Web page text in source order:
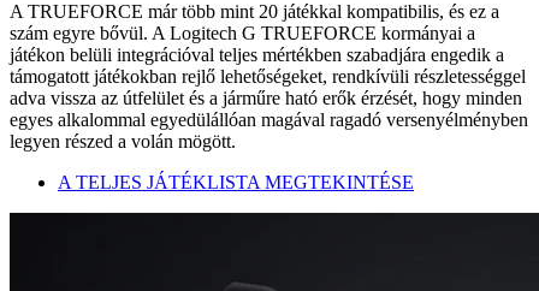
A TRUEFORCE már több mint 20 játékkal kompatibilis, és ez a
szám egyre bővül. A Logitech G TRUEFORCE kormányai a
játékon belüli integrációval teljes mértékben szabadjára engedik a
támogatott játékokban rejlő lehetőségeket, rendkívüli részletességgel
adva vissza az útfelület és a járműre ható erők érzését, hogy minden
egyes alkalommal egyedülállóan magával ragadó versenyélményben
legyen részed a volán mögött.
A TELJES JÁTÉKLISTA MEGTEKINTÉSE